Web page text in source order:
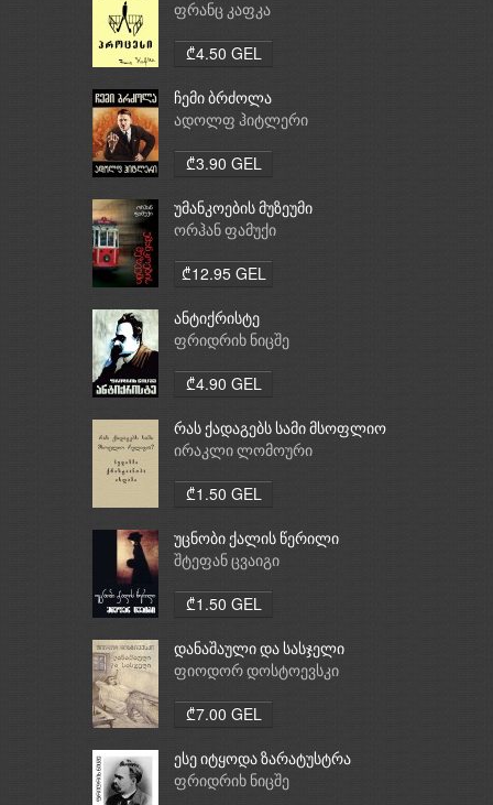
ფრანც კაფკა
₾4.50 GEL
ჩემი ბრძოლა
ადოლფ ჰიტლერი
₾3.90 GEL
უმანკოების მუზეუმი
ორჰან ფამუქი
₾12.95 GEL
ანტიქრისტე
ფრიდრიხ ნიცშე
₾4.90 GEL
რას ქადაგებს სამი მსოფლიო
რელიგია: ბუდიზმი,
ირაკლი ლომოური
₾1.50 GEL
უცნობი ქალის წერილი
შტეფან ცვაიგი
₾1.50 GEL
დანაშაული და სასჯელი
ფიოდორ დოსტოევსკი
₾7.00 GEL
ესე იტყოდა ზარატუსტრა
ფრიდრიხ ნიცშე